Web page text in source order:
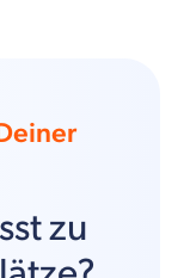
zu